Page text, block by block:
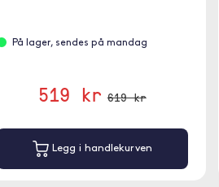
På lager, sendes på mandag
519 kr 619 kr
Legg i handlekurven